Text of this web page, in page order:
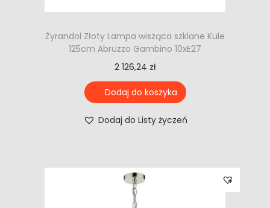
Żyrandol Złoty Lampa wisząca szklane Kule
125cm Abruzzo Gambino 10xE27
2 126,24 zł
Dodaj do koszyka
Dodaj do Listy życzeń